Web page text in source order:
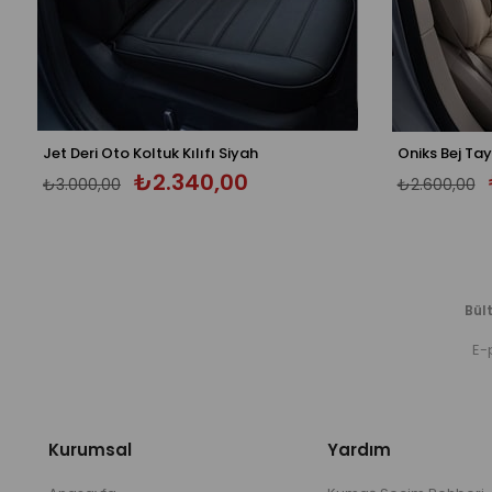
Jet Deri Oto Koltuk Kılıfı Siyah
₺2.340,00
₺3.000,00 ₺2.600,00
Kurumsal Yardım